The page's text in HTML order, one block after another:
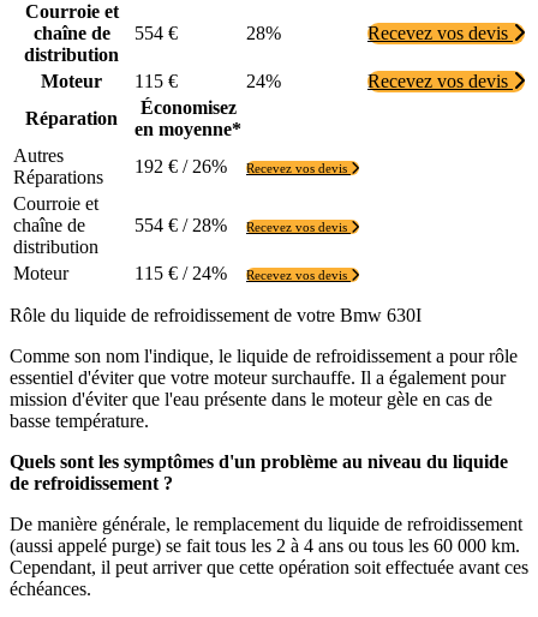
Courroie et
chaîne de
distribution
554 € 28% Recevez vos devis
Moteur 115 € 24%
Recevez vos devis
Réparation
Économisez
en moyenne*
Autres
Réparations
192 € / 26% Recevez vos devis
Courroie et
chaîne de
distribution
554 € / 28% Recevez vos devis
Moteur 115 € / 24% Recevez vos devis
Rôle du liquide de refroidissement de votre Bmw 630I
Comme son nom l'indique, le liquide de refroidissement a pour rôle
essentiel d'éviter que votre moteur surchauffe. Il a également pour
mission d'éviter que l'eau présente dans le moteur gèle en cas de
basse température.
Quels sont les symptômes d'un problème au niveau du liquide
de refroidissement ?
De manière générale, le remplacement du liquide de refroidissement
(aussi appelé purge) se fait tous les 2 à 4 ans ou tous les 60 000 km.
Cependant, il peut arriver que cette opération soit effectuée avant ces
échéances.